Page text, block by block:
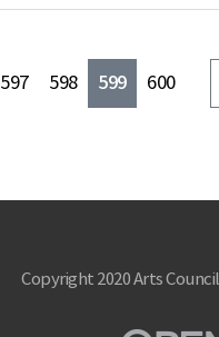
597 598 599 600
Copyright 2020 Arts